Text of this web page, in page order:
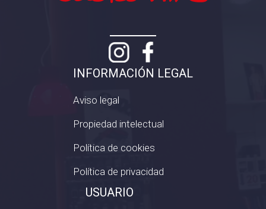
INFORMACIÓN LEGAL
Aviso legal
Propiedad intelectual
Política de cookies
Política de privacidad
USUARIO